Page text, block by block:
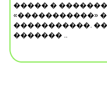
����� �
«�����������»
�����������.
������� ..